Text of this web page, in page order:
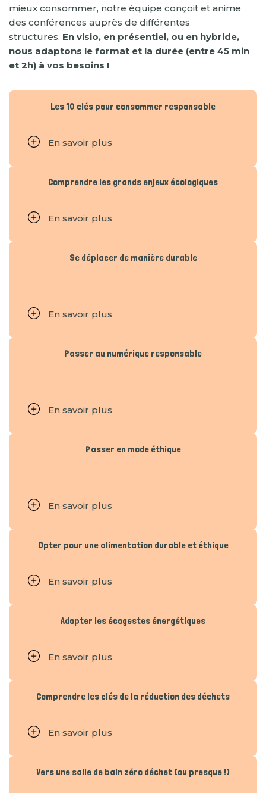
mieux consommer, notre équipe conçoit et anime
des conférences auprès de différentes
structures. En visio, en présentiel, ou en hybride,
nous adaptons le format et la durée (entre 45 min
et 2h) à vos besoins !
Les 10 clés pour consommer responsable
En savoir plus
Comprendre les grands enjeux écologiques
En savoir plus
Se déplacer de manière durable
En savoir plus
Passer au numérique responsable
En savoir plus
Passer en mode éthique
En savoir plus
Opter pour une alimentation durable et éthique
En savoir plus
Adopter les écogestes énergétiques
En savoir plus
Comprendre les clés de la réduction des déchets
En savoir plus
Vers une salle de bain zéro déchet (ou presque !)